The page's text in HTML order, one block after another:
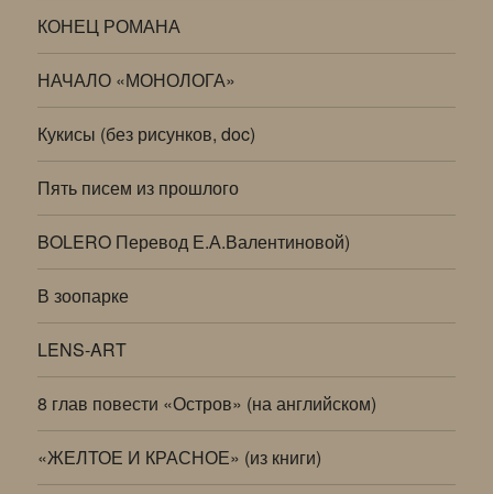
КОНЕЦ РОМАНА
НАЧАЛО «МОНОЛОГА»
Кукисы (без рисунков, doc)
Пять писем из прошлого
BOLERO Перевод Е.А.Валентиновой)
В зоопарке
LENS-ART
8 глав повести «Остров» (на английском)
«ЖЕЛТОЕ И КРАСНОЕ» (из книги)